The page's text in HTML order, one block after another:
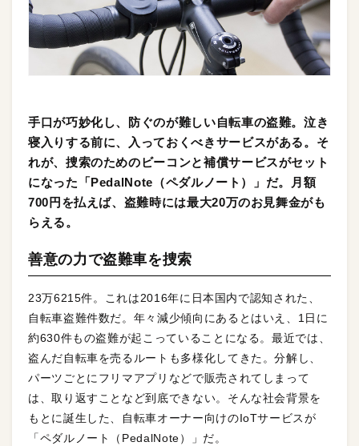
手口が巧妙化し、防ぐのが難しい自転車の盗難。泣き
寝入りする前に、入っておくべきサービスがある。そ
れが、捜索のためのビーコンと補償サービスがセット
になった「PedalNote（ペダルノート）」だ。月額
700円を払えば、盗難時には最大20万のお見舞金がも
らえる。
善意の力で盗難車を捜索
23万6215件。これは2016年に日本国内で認知された、
自転車盗難件数だ。年々減少傾向にあるとはいえ、1日に
約630件もの盗難が起こっていることになる。最近では、
盗んだ自転車を売るルートも多様化してきた。分解し、
パーツごとにフリマアプリなどで販売されてしまって
は、取り返すことなど到底できない。そんな社会背景を
もとに誕生した、自転車オーナー向けのIoTサービスが
「ペダルノート（PedalNote）」だ。